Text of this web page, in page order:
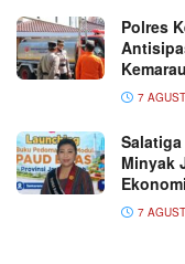
Polres
Kemarau
7
Salatiga
Minyak
7